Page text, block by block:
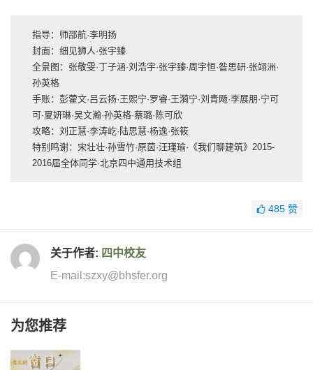
指导：师邵航·李明扬
封面：细见狮人·张宇臻
全景图：张敬雯·丁子涵·刘浩宇·张宇臻·周宇恒·昝思研·张翊洲·
孙英格
手账：彭藿文·吕云扬·王熙宁·罗睿·王漪宁·刘青飏·李展朋·宁可
可·夏妍琳·吴文瀚·孙英格·蔡璐·陈可欣
攻略：刘正慧·李涛屹·陆思慧·杨逸·张筱
特别鸣谢：宋壮壮·孙雪竹·原茵·汪瑾瑜·《我们聊建筑》2015-
2016届全体同学·北京四中通用技术组
485 赞
关于作者: 四中校友
E-mail:szxy@bhsfer.org
为您推荐